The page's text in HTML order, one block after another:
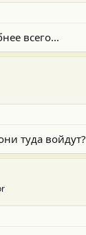
всего...
туда войдут?